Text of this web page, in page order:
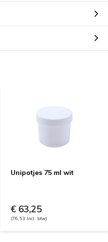
Unipotjes 75 ml wit
€ 63,25
(76,53 Incl. btw)